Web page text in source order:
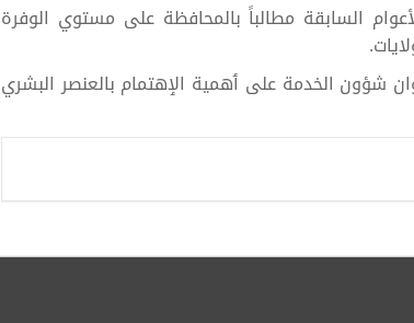
السابقة مطالباً بالمحافظة على مستوي الوفرة
شؤون الخدمة على ٲهمية الٳهتمام بالعنصر البشري